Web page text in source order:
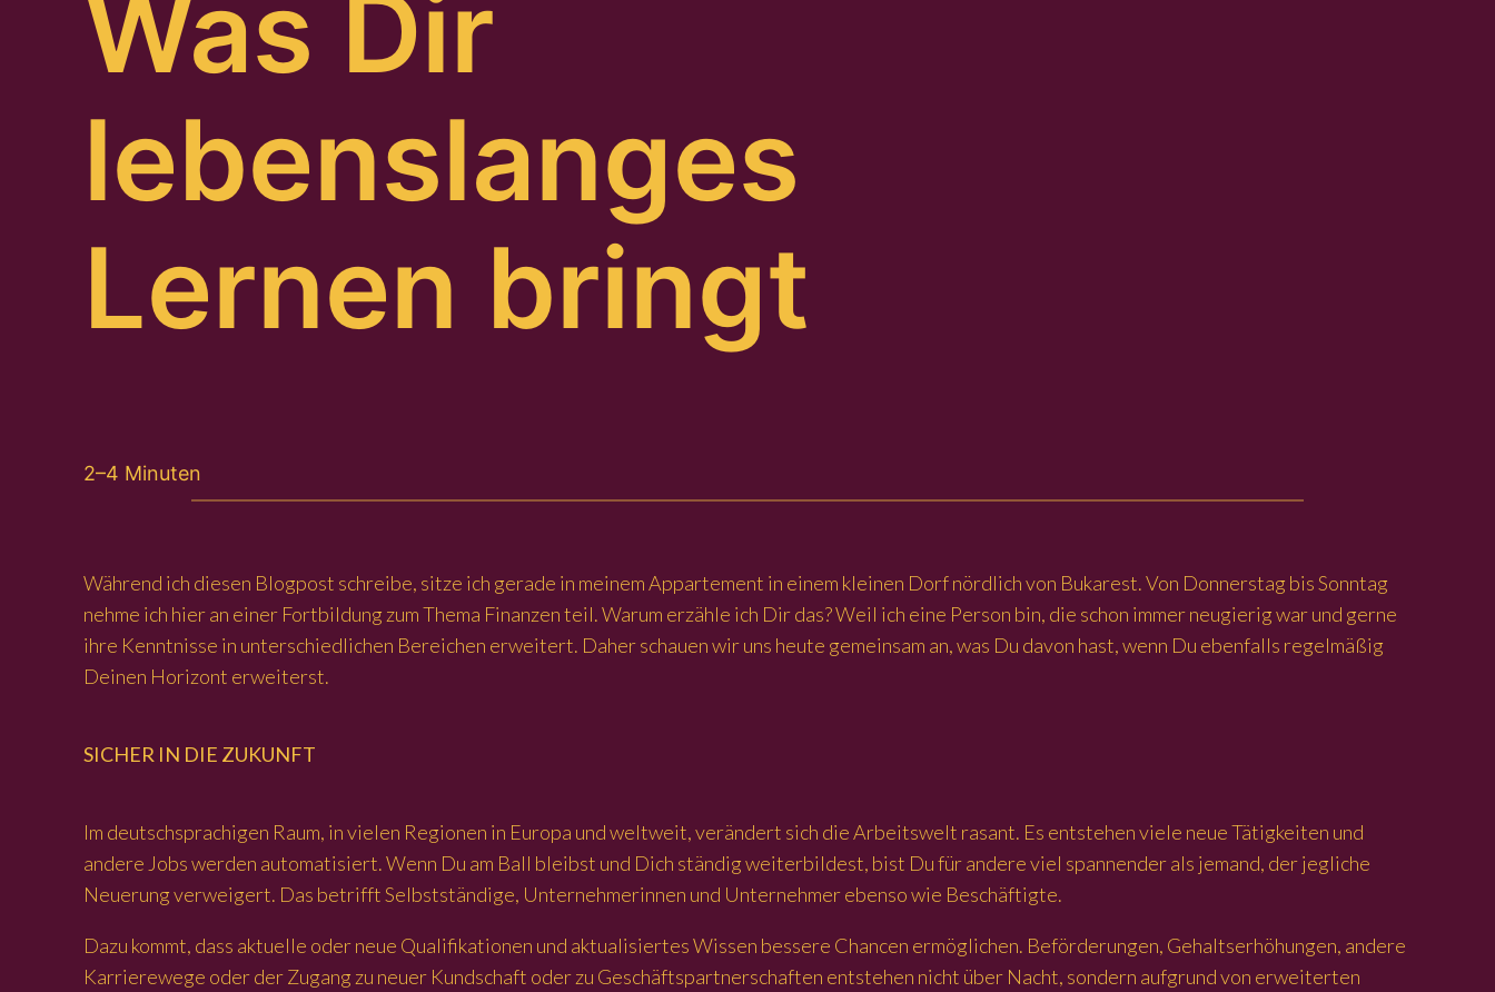
Was Dir
lebenslanges
Lernen bringt
2–4 Minuten
Während ich diesen Blogpost schreibe, sitze ich gerade in meinem Appartement in einem kleinen Dorf nördlich von Bukarest. Von Donnerstag bis Sonntag
nehme ich hier an einer Fortbildung zum Thema Finanzen teil. Warum erzähle ich Dir das? Weil ich eine Person bin, die schon immer neugierig war und gerne
ihre Kenntnisse in unterschiedlichen Bereichen erweitert. Daher schauen wir uns heute gemeinsam an, was Du davon hast, wenn Du ebenfalls regelmäßig
Deinen Horizont erweiterst.
SICHER IN DIE ZUKUNFT
Im deutschsprachigen Raum, in vielen Regionen in Europa und weltweit, verändert sich die Arbeitswelt rasant. Es entstehen viele neue Tätigkeiten und
andere Jobs werden automatisiert. Wenn Du am Ball bleibst und Dich ständig weiterbildest, bist Du für andere viel spannender als jemand, der jegliche
Neuerung verweigert. Das betrifft Selbstständige, Unternehmerinnen und Unternehmer ebenso wie Beschäftigte.
Dazu kommt, dass aktuelle oder neue Qualifikationen und aktualisiertes Wissen bessere Chancen ermöglichen. Beförderungen, Gehaltserhöhungen, andere
Karrierewege oder der Zugang zu neuer Kundschaft oder zu Geschäftspartnerschaften entstehen nicht über Nacht, sondern aufgrund von erweiterten